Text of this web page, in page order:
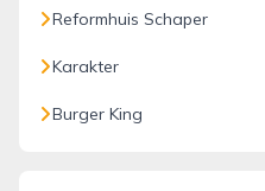
Reformhuis Schaper
Karakter
Burger King